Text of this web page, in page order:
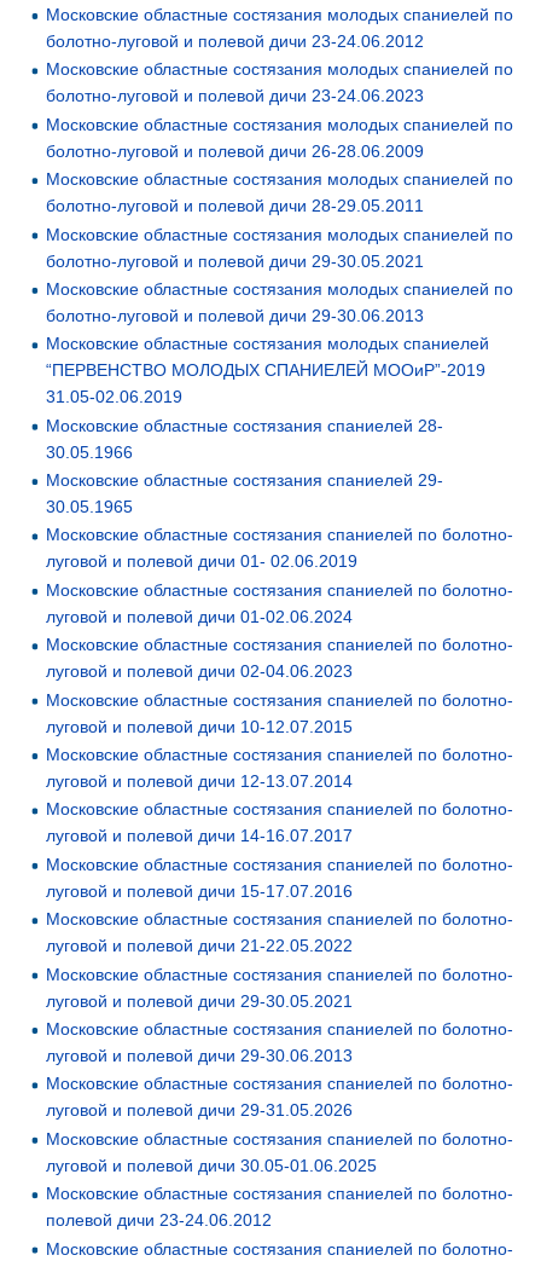
Московские областные состязания молодых спаниелей по
болотно-луговой и полевой дичи 23-24.06.2012
Московские областные состязания молодых спаниелей по
болотно-луговой и полевой дичи 23-24.06.2023
Московские областные состязания молодых спаниелей по
болотно-луговой и полевой дичи 26-28.06.2009
Московские областные состязания молодых спаниелей по
болотно-луговой и полевой дичи 28-29.05.2011
Московские областные состязания молодых спаниелей по
болотно-луговой и полевой дичи 29-30.05.2021
Московские областные состязания молодых спаниелей по
болотно-луговой и полевой дичи 29-30.06.2013
Московские областные состязания молодых спаниелей
“ПЕРВЕНСТВО МОЛОДЫХ СПАНИЕЛЕЙ МООиР”-2019
31.05-02.06.2019
Московские областные состязания спаниелей 28-
30.05.1966
Московские областные состязания спаниелей 29-
30.05.1965
Московские областные состязания спаниелей по болотно-
луговой и полевой дичи 01- 02.06.2019
Московские областные состязания спаниелей по болотно-
луговой и полевой дичи 01-02.06.2024
Московские областные состязания спаниелей по болотно-
луговой и полевой дичи 02-04.06.2023
Московские областные состязания спаниелей по болотно-
луговой и полевой дичи 10-12.07.2015
Московские областные состязания спаниелей по болотно-
луговой и полевой дичи 12-13.07.2014
Московские областные состязания спаниелей по болотно-
луговой и полевой дичи 14-16.07.2017
Московские областные состязания спаниелей по болотно-
луговой и полевой дичи 15-17.07.2016
Московские областные состязания спаниелей по болотно-
луговой и полевой дичи 21-22.05.2022
Московские областные состязания спаниелей по болотно-
луговой и полевой дичи 29-30.05.2021
Московские областные состязания спаниелей по болотно-
луговой и полевой дичи 29-30.06.2013
Московские областные состязания спаниелей по болотно-
луговой и полевой дичи 29-31.05.2026
Московские областные состязания спаниелей по болотно-
луговой и полевой дичи 30.05-01.06.2025
Московские областные состязания спаниелей по болотно-
полевой дичи 23-24.06.2012
Московские областные состязания спаниелей по болотно-